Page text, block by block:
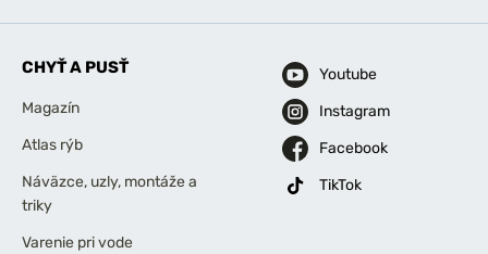
CHYŤ A PUSŤ
Magazín
Atlas rýb
Náväzce, uzly, montáže a
triky
Varenie pri vode
Youtube
Instagram
Facebook
TikTok